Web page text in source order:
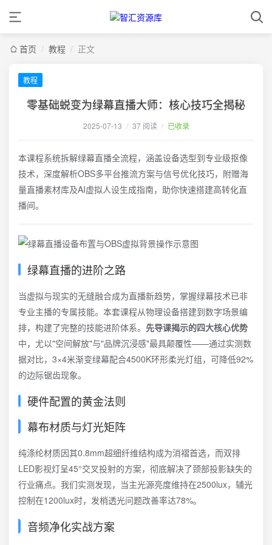
首页 / 教程 / 正文
教程
零基础蜕变为绿幕直播大师：核心技巧全揭秘
2025-07-13 / 37 阅读 / 已收录
本课程系统拆解绿幕直播全流程，涵盖设备选型到专业级抠像
技术，深度解析OBS多平台推流方案与信号优化技巧，附赠海
量直播素材库及AI虚拟人设生成指南，助你快速搭建高转化直
播间。
绿幕直播的进阶之路
当虚拟与现实的无缝融合成为直播新趋势，掌握绿幕技术已非
专业主播的专属技能。本套课程从物理设备搭建到数字场景编
排，构建了完整的技能进阶体系。 先导课揭示的四大核心优势
中，尤以"空间解放"与"品牌沉浸感"最具颠覆性——通过实测数
据对比，3×4米渐变绿幕配合4500K环形柔光灯组，可降低92%
的边际锯齿现象。
硬件配置的黄金法则
幕布材质与灯光矩阵
纯涤纶材质因其0.8mm超细纤维结构成为消褶首选，而双排
LED影视灯呈45°交叉投射的方案，彻底解决了颈部投影缺失的
行业痛点。我们实测发现，当主光源亮度维持在2500lux，辅光
控制在1200lux时，发梢透光问题改善率达78%。
音频净化实战方案